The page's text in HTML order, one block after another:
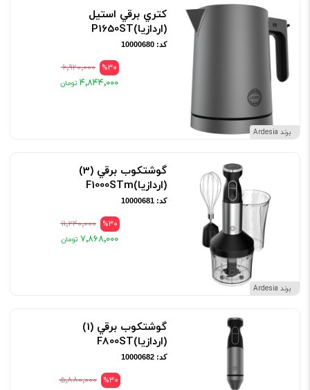
برند Ardesia
کتري برقي استيل
(اردازيا)P1650ST
کد: 10000680
%30 ۶٬۹۲۰٬۰۰۰
۴٬۸۴۴٬۰۰۰
برند Ardesia
گوشتکوب برقي (3)
(اردازيا)F1000STm
کد: 10000681
%30 ۱۱٬۲۴۰٬۰۰۰
۷٬۸۶۸٬۰۰۰
گوشتکوب برقي (1)
(اردازيا)F800ST
کد: 10000682
%30 ۵٬۸۸۰٬۰۰۰